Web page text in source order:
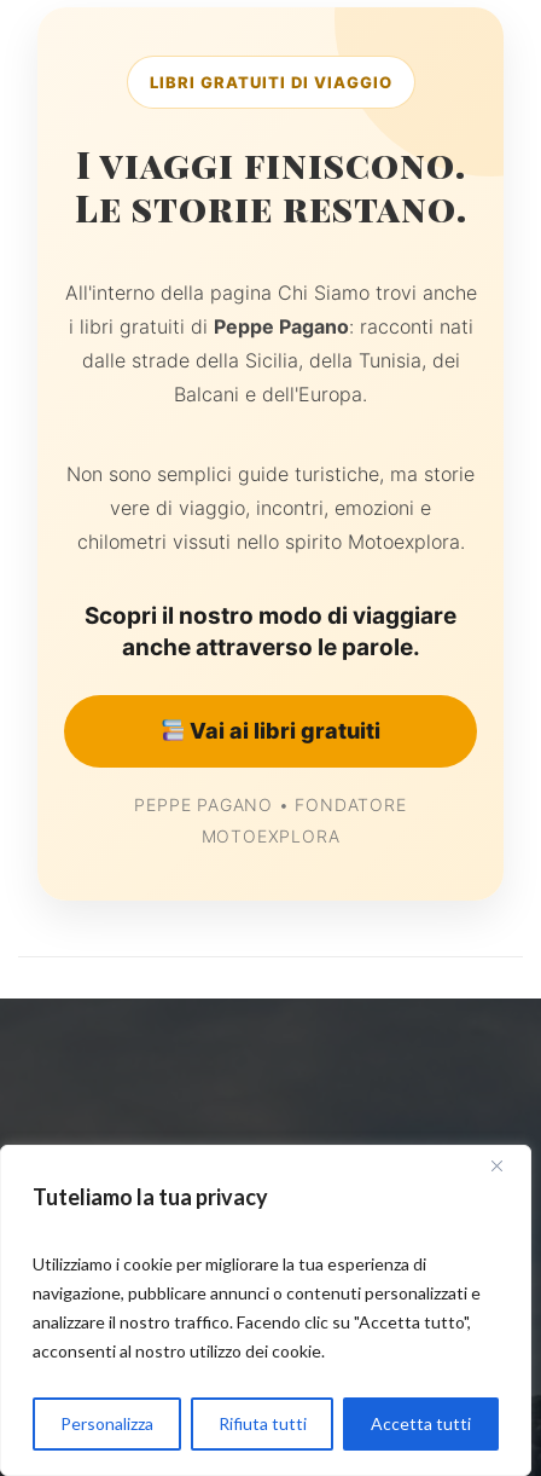
Tuteliamo la tua privacy
Utilizziamo i cookie per migliorare la tua esperienza di
navigazione, pubblicare annunci o contenuti personalizzati e
analizzare il nostro traffico. Facendo clic su "Accetta tutto",
acconsenti al nostro utilizzo dei cookie.
Personalizza Rifiuta tutti Accetta tutti
LIBRI GRATUITI DI VIAGGIO
I viaggi finiscono.
Le storie restano.
All'interno della pagina Chi Siamo trovi anche
i libri gratuiti di Peppe Pagano: racconti nati
dalle strade della Sicilia, della Tunisia, dei
Balcani e dell'Europa.
Non sono semplici guide turistiche, ma storie
vere di viaggio, incontri, emozioni e
chilometri vissuti nello spirito Motoexplora.
Scopri il nostro modo di viaggiare
anche attraverso le parole.
Vai ai libri gratuiti
PEPPE PAGANO • FONDATORE
MOTOEXPLORA
IN BREVE
Parla con Motoexplora